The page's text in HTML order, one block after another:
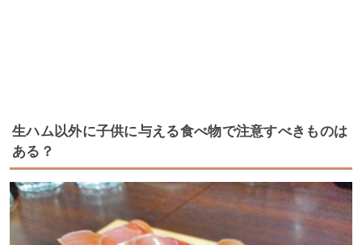
生ハム以外に子供に与える食べ物で注意すべきものは
ある？